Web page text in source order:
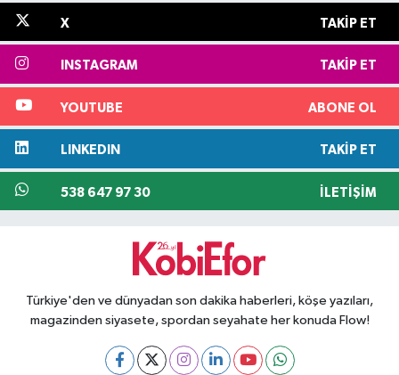
X TAKIP ET
INSTAGRAM TAKIP ET
YOUTUBE ABONE OL
LINKEDIN TAKIP ET
538 647 97 30 İLETIŞIM
Türkiye'den ve dünyadan son dakika haberleri, köşe yazıları,
magazinden siyasete, spordan seyahate her konuda Flow!